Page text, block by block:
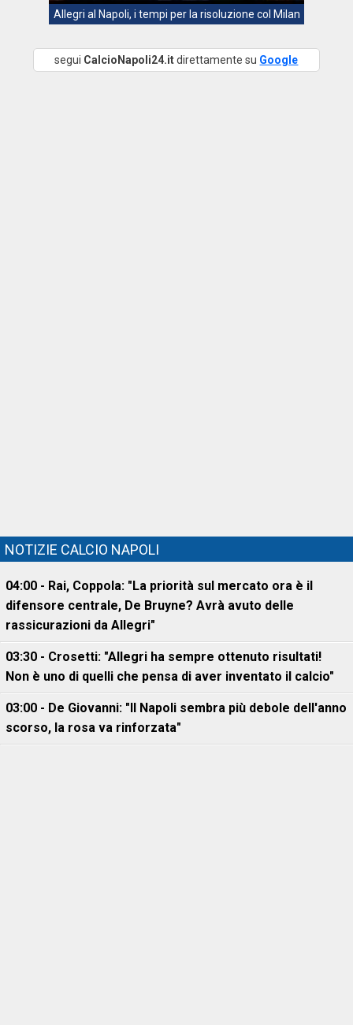
Allegri al Napoli, i tempi per la risoluzione col Milan
segui CalcioNapoli24.itdirettamente su Google
NOTIZIE CALCIO NAPOLI
04:00 - Rai, Coppola: "La priorità sul mercato ora è il
difensore centrale, De Bruyne? Avrà avuto delle
rassicurazioni da Allegri"
03:30 - Crosetti: "Allegri ha sempre ottenuto risultati!
Non è uno di quelli che pensa di aver inventato il calcio"
03:00 - De Giovanni: "Il Napoli sembra più debole dell'anno
scorso, la rosa va rinforzata"